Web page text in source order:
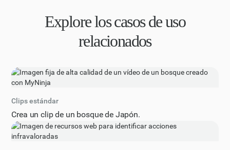
Explore los casos de uso
relacionados
Clips estándar
Crea un clip de un bosque de Japón.